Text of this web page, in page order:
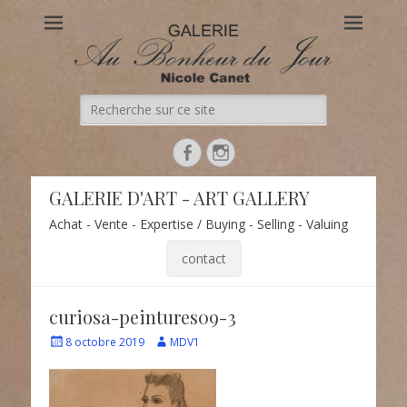
Au Bonheur du Jour
Le site officiel de la Galerie d'Art Au Bonheur du Jour – Nicole
Canet à Paris
Recherche
de:
FacebookInstagram
GALERIE D'ART - ART GALLERY
Achat - Vente - Expertise / Buying - Selling - Valuing
contact
curiosa-peintures09-3
Écrit8 octobre 2019 Auteur
MDV1